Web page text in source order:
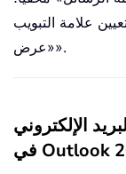
علامة التبويب
«عرض».
الإلكتروني